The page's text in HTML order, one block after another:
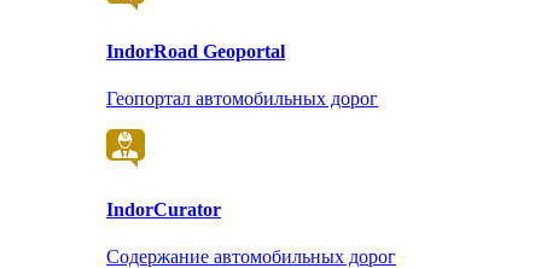
IndorRoad Geoportal
Геопортал автомобильных дорог
IndorCurator
Содержание автомобильных дорог